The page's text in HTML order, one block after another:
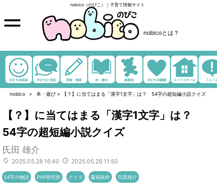
nobico（のびこ）｜子育て情報サイト
nobicoとは？
nobico 本・遊び > 【？】に当てはまる「漢字1文字」は？ 54字の超短編小説クイズ
【？】に当てはまる「漢字1文字」は？
54字の超短編小説クイズ
氏田 雄介
2025.05.28 16:40 2025.05.29 11:50
54字の物語 PHP研究所 クイズ 書籍抜粋 氏田雄介